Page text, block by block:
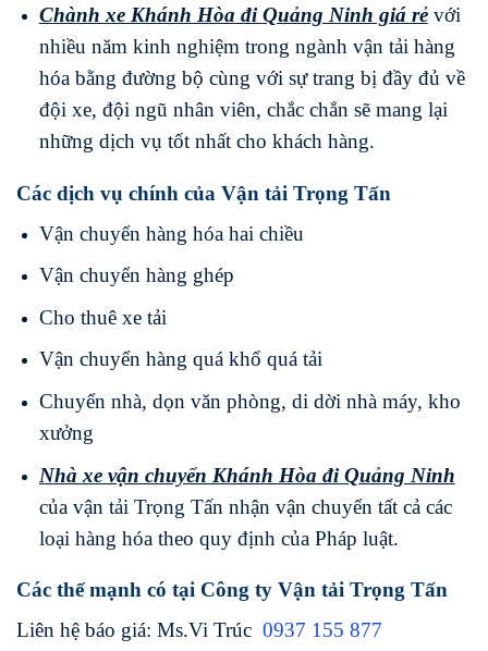
Chành xe Khánh Hòa điQuảng Ninh giá rẻvới
nhiều năm kinh nghiệm trong ngành vận tải hàng
hóa bằng đường bộ cùng với sự trang bị đầy đủ về
đội xe, đội ngũ nhân viên, chắc chắn sẽ mang lại
những dịch vụ tốt nhất cho khách hàng.
Các dịch vụ chính của Vận tải Trọng Tấn
Vận chuyển hàng hóa hai chiều
Vận chuyển hàng ghép
Cho thuê xe tải
Vận chuyển hàng quá khổ quá tải
Chuyển nhà, dọn văn phòng, di dời nhà máy, kho
xưởng
Nhà xe vận chuyển Khánh Hòa điQuảng Ninh
của vận tải Trọng Tấn nhận vận chuyển tất cả các
loại hàng hóa theo quy định của Pháp luật.
Các thế mạnh có tại Công ty Vận tải Trọng Tấn
Liên hệ báo giá: Ms.Vi Trúc 0937 155 877